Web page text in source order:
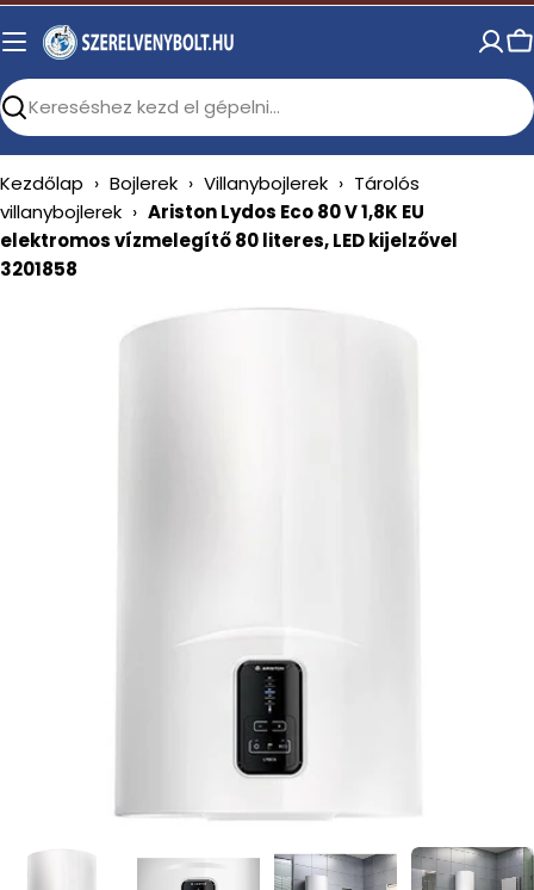
Skip
to
Search
Kezdőlap › Bojlerek › Villanybojlerek › Tárolós
villanybojlerek › Ariston Lydos Eco 80 V 1,8K EU
elektromos vízmelegítő 80 literes, LED kijelzővel
3201858